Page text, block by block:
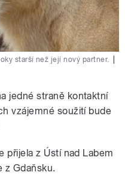
starší než její nový partner.
jedné straně kontaktní
vzájemné soužití bude
přijela z Ústí nad Labem
z Gdaňsku.